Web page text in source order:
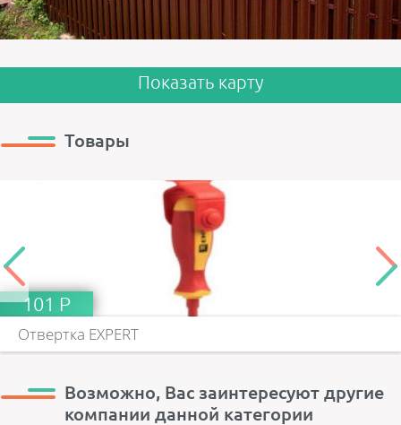
Показать карту
Товары
101 Р
Отвертка EXPERT
Возможно, Вас заинтересуют другие
компании данной категории